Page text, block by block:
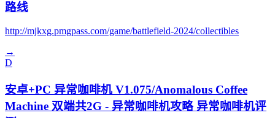
路线
http://mjkxg.pmgpass.com/game/battlefield-2024/collectibles
→
D
安卓+PC 异常咖啡机 V1.075/Anomalous Coffee
Machine 双端共2G - 异常咖啡机攻略 异常咖啡机评